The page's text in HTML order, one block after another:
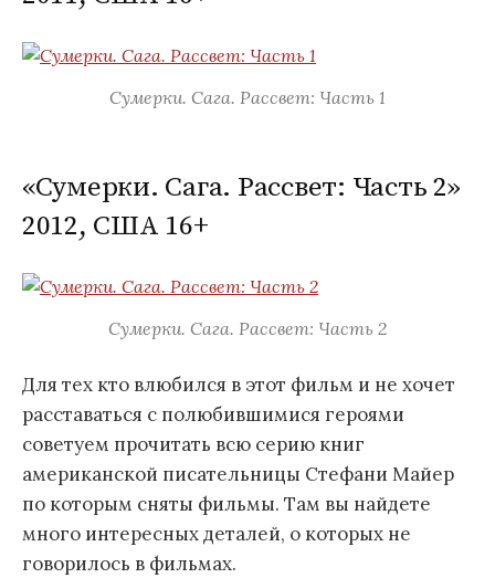
Сумерки. Сага. Рассвет: Часть 1
«Сумерки. Сага. Рассвет: Часть 2»
2012, США 16+
Сумерки. Сага. Рассвет: Часть 2
Для тех кто влюбился в этот фильм и не хочет
расставаться с полюбившимися героями
советуем прочитать всю серию книг
американской писательницы Стефани Майер
по которым сняты фильмы. Там вы найдете
много интересных деталей, о которых не
говорилось в фильмах.